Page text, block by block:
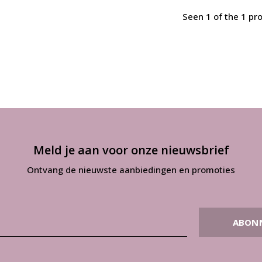
Seen 1 of the 1
Meld je aan voor onze nieuwsbrief
Ontvang de nieuwste aanbiedingen en promoties